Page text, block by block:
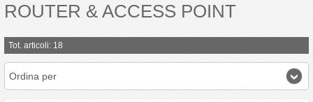
ROUTER & ACCESS POINT
Tot. articoli: 18
Ordina per